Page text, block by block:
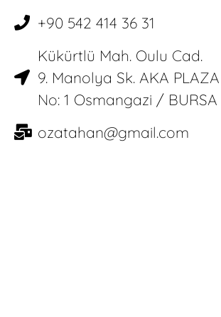
+90 542 414 36 31
Kükürtlü Mah. Oulu Cad.
9. Manolya Sk. AKA PLAZA
No: 1 Osmangazi / BURSA
ozatahan@gmail.com